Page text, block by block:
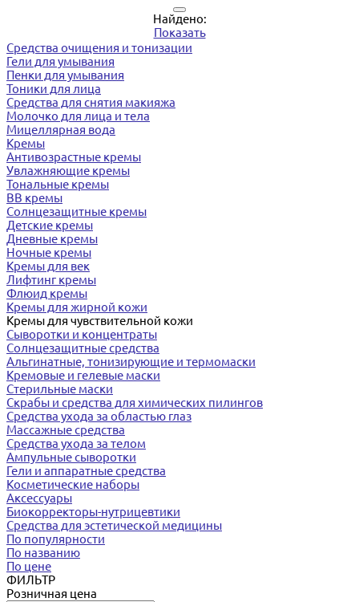
Найдено:
Показать
Средства очищения и тонизации
Гели для умывания
Пенки для умывания
Тоники для лица
Средства для снятия макияжа
Молочко для лица и тела
Мицеллярная вода
Кремы
Антивозрастные кремы
Увлажняющие кремы
Тональные кремы
BB кремы
Солнцезащитные кремы
Детские кремы
Дневные кремы
Ночные кремы
Кремы для век
Лифтинг кремы
Флюид кремы
Кремы для жирной кожи
Кремы для чувствительной кожи
Сыворотки и концентраты
Солнцезащитные средства
Альгинатные, тонизирующие и термомаски
Кремовые и гелевые маски
Стерильные маски
Скрабы и средства для химических пилингов
Средства ухода за областью глаз
Массажные средства
Средства ухода за телом
Ампульные сыворотки
Гели и аппаратные средства
Косметические наборы
Аксессуары
Биокорректоры-нутрицевтики
Средства для эстетической медицины
По популярности
По названию
По цене
ФИЛЬТР
Розничная цена